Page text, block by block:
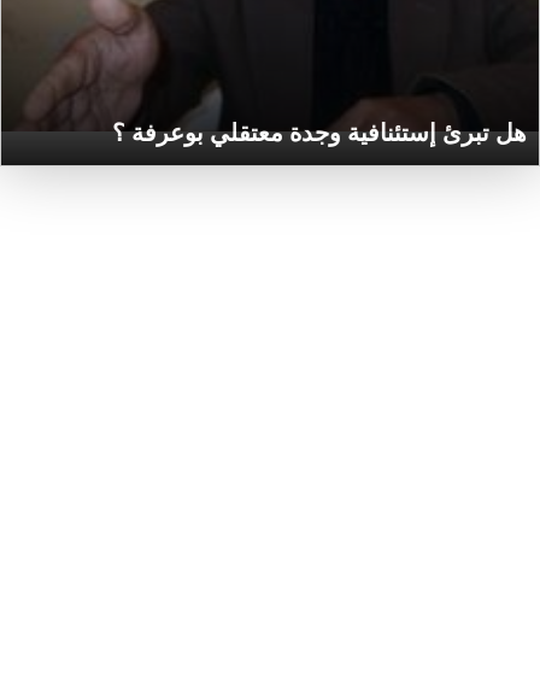
هل تبرئ إستئنافية وجدة معتقلي بوعرفة ؟